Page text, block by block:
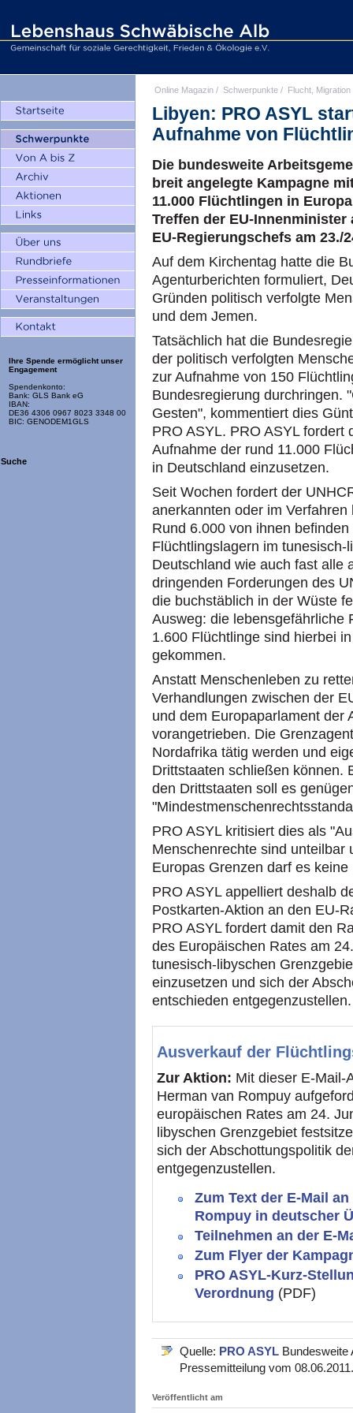
Ihre Spende ermöglicht unser
Engagement
Spendenkonto:
Bank: GLS Bank eG
IBAN:
DE36 4306 0967 8023 3348 00
BIC: GENODEM1GLS
Suche
Online Magazin / Schwerpunkte / Flucht, Migration
Libyen: PRO ASYL
Aufnahme von
Die bundesweite
breit angelegte Kampagne
11.000 Flüchtlingen in
Treffen der EU-Innenminister
EU-Regierungschefs am 23./
Auf dem Kirchentag hatte die
Agenturberichten formuliert,
Gründen politisch verfolgte
und dem Jemen.
Tatsächlich hat die
der politisch verfolgten
zur Aufnahme von 150
Bundesregierung durchringen.
Gesten", kommentiert dies
PRO ASYL. PRO ASYL fordert
Aufnahme der rund 11.000
in Deutschland einzusetzen.
Seit Wochen fordert der
anerkannten oder im
Rund 6.000 von ihnen
Flüchtlingslagern im
Deutschland wie auch fast alle
dringenden Forderungen des
die buchstäblich in der Wüste
Ausweg: die lebensgefährliche
1.600 Flüchtlinge sind hierbei
gekommen.
Anstatt Menschenleben zu
Verhandlungen zwischen der
und dem Europaparlament der
vorangetrieben. Die
Nordafrika tätig werden und
Drittstaaten schließen können.
den Drittstaaten soll es
PRO ASYL kritisiert dies als
Menschenrechte sind unteilbar
Europas Grenzen darf es
PRO ASYL appelliert deshalb
Postkarten-Aktion an den EU-
PRO ASYL fordert damit den
des Europäischen Rates am
tunesisch-libyschen
einzusetzen und sich der
entschieden entgegenzustellen.
Ausverkauf der
Zur Aktion: Mit dieser E-Mail-
Herman van Rompuy
europäischen Rates am 24.
libyschen Grenzgebiet
sich der Abschottungspolitik
entgegenzustellen.
Zum Text der E-Mail
Rompuy in deutscher
Teilnehmen an der E-
Zum Flyer der
PRO ASYL-Kurz-
Verordnung (PDF)
Quelle: PRO ASYL Bundesweite
Pressemitteilung vom 08.06.2011.
Veröffentlicht am